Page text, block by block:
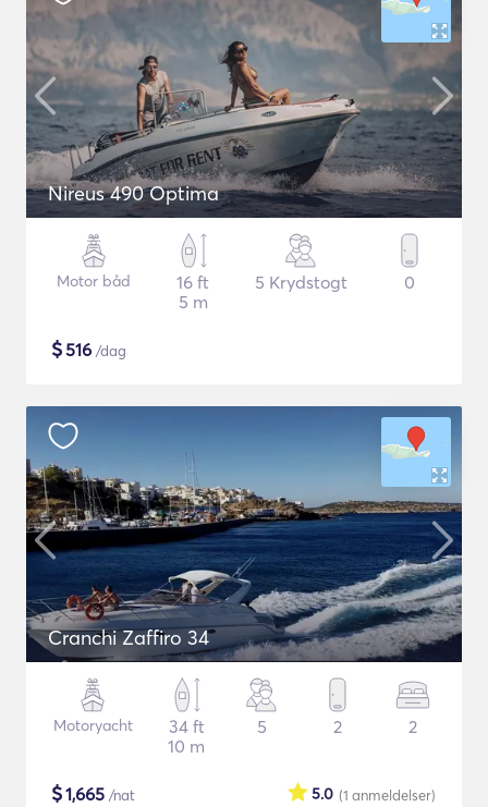
Nireus 490 Optima
Motor båd
16 ft
5 m
5 Krydstogt 0
$516 /dag
Cranchi Zaffiro 34
Motoryacht
34 ft
10 m
5 2 2
$1,665 /nat (1 anmeldelser)
5.0